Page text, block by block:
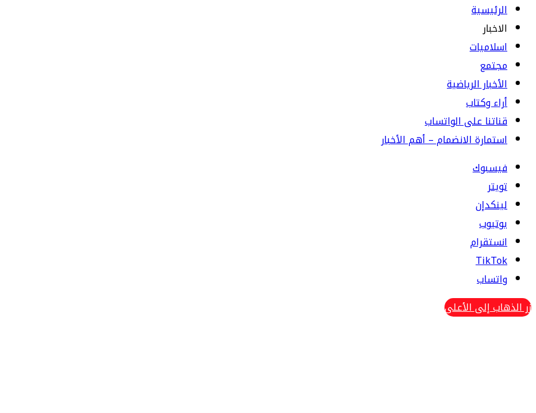
الرئيسية
الاخبار
اسلاميات
مجتمع
الأخبار الرياضية
أراء وكتاب
قناتنا على الواتساب
استمارة الانضمام – أهم الأخبار
فيسبوك
تويتر
لينكدإن
يوتيوب
انستقرام
TikTok
واتساب
زر الذهاب إلى الأعلى